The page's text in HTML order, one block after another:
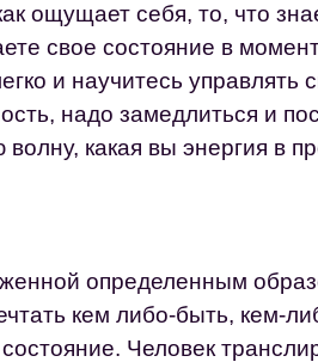
ощущает себя, то, что
свое состояние в
и научитесь управлять
надо замедлиться и
какая вы энергия в
определенным
кем либо-быть, кем-
Человек